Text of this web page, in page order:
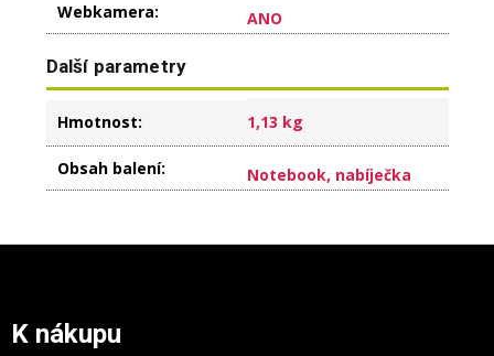
Webkamera: ANO
Další parametry
Hmotnost: 1,13 kg
Obsah balení: Notebook, nabíječka
K nákupu